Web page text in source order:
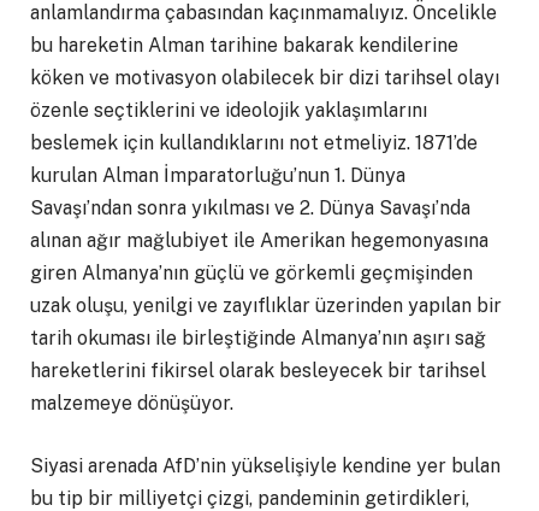
anlamlandırma çabasından kaçınmamalıyız. Öncelikle
bu hareketin Alman tarihine bakarak kendilerine
köken ve motivasyon olabilecek bir dizi tarihsel olayı
özenle seçtiklerini ve ideolojik yaklaşımlarını
beslemek için kullandıklarını not etmeliyiz. 1871’de
kurulan Alman İmparatorluğu’nun 1. Dünya
Savaşı’ndan sonra yıkılması ve 2. Dünya Savaşı’nda
alınan ağır mağlubiyet ile Amerikan hegemonyasına
giren Almanya’nın güçlü ve görkemli geçmişinden
uzak oluşu, yenilgi ve zayıflıklar üzerinden yapılan bir
tarih okuması ile birleştiğinde Almanya’nın aşırı sağ
hareketlerini fikirsel olarak besleyecek bir tarihsel
malzemeye dönüşüyor.
Siyasi arenada AfD’nin yükselişiyle kendine yer bulan
bu tip bir milliyetçi çizgi, pandeminin getirdikleri,